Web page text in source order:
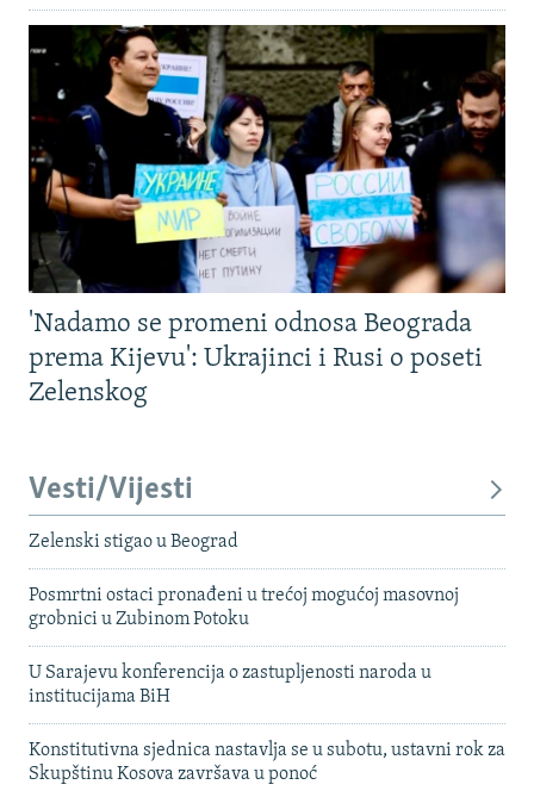
'Nadamo se promeni odnosa Beograda
prema Kijevu': Ukrajinci i Rusi o poseti
Zelenskog
Vesti/Vijesti
Zelenski stigao u Beograd
Posmrtni ostaci pronađeni u trećoj mogućoj masovnoj
grobnici u Zubinom Potoku
U Sarajevu konferencija o zastupljenosti naroda u
institucijama BiH
Konstitutivna sjednica nastavlja se u subotu, ustavni rok za
Skupštinu Kosova završava u ponoć